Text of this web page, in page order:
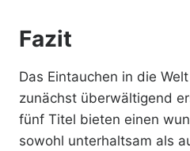
Fazit
Das Eintauchen in die
zunächst überwältigend
fünf Titel bieten einen
sowohl unterhaltsam als